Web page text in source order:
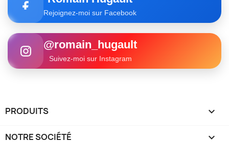
Rejoignez-moi sur Facebook
@romain_hugault
Suivez-moi sur Instagram
PRODUITS 
NOTRE SOCIÉTÉ 